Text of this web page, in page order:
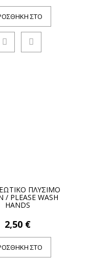
ΣΤΟ
ΠΛΥΣΙΜΟ
/ PLEASE WASH
HANDS
2,50 €
ΣΤΟ